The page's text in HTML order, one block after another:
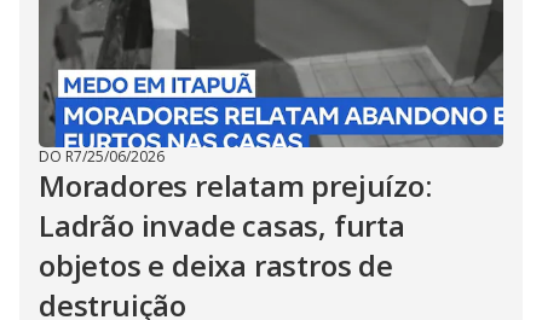
DO R7/25/06/2026
Moradores relatam prejuízo:
Ladrão invade casas, furta
objetos e deixa rastros de
destruição